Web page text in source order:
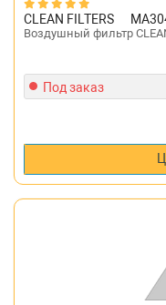
CLEAN FILTERS
Воздушный фильтр
Под заказ